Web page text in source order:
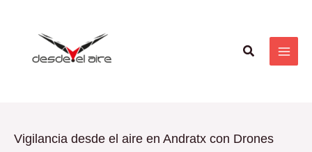
Buscar
Vigilancia desde el aire en Andratx con Drones
entradas